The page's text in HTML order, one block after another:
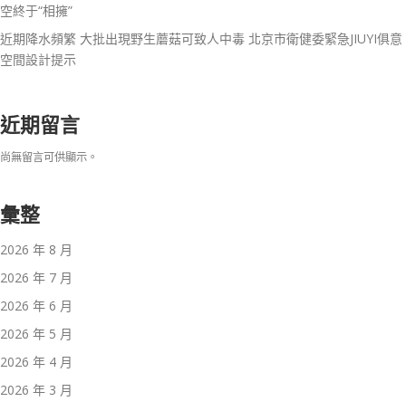
空終于“相擁”
近期降水頻繁 大批出現野生蘑菇可致人中毒 北京市衛健委緊急JIUYI俱意
空間設計提示
近期留言
尚無留言可供顯示。
彙整
2026 年 8 月
2026 年 7 月
2026 年 6 月
2026 年 5 月
2026 年 4 月
2026 年 3 月